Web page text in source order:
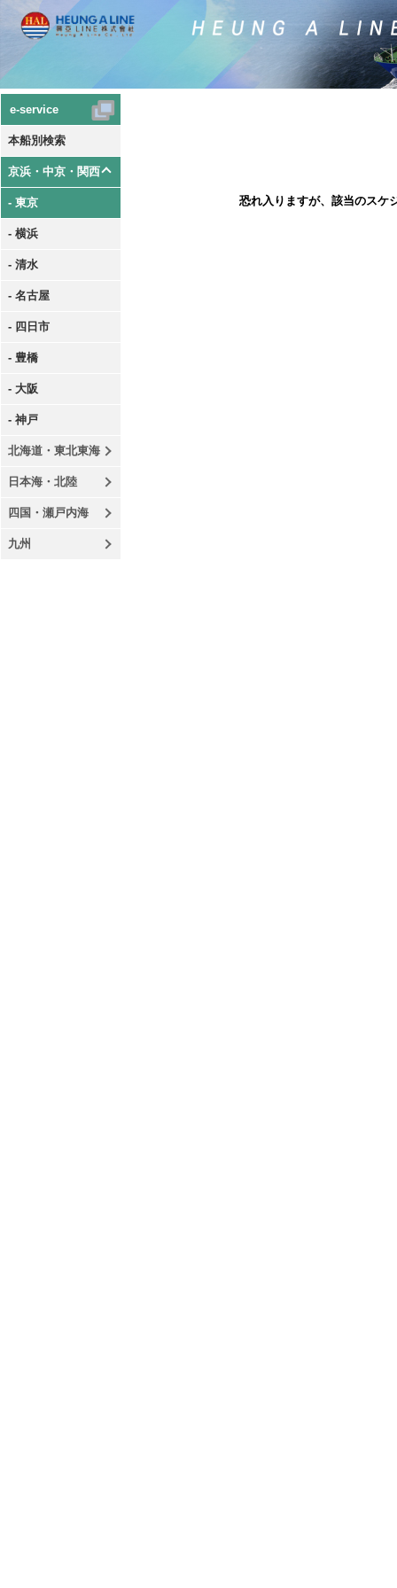
e-service
本船別検索
京浜・中京・関西
- 東京
- 横浜
- 清水
- 名古屋
- 四日市
- 豊橋
- 大阪
- 神戸
北海道・東北東海
日本海・北陸
四国・瀬戸内海
九州
恐れ入りますが、該当のスケ